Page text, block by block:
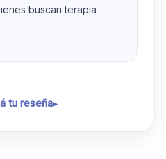
buscan terapia
tu reseña